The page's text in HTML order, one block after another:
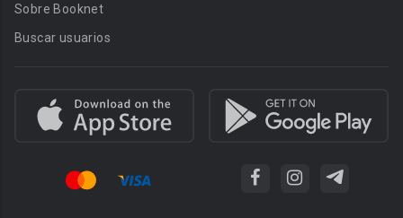
Sobre Booknet
Buscar usuarios